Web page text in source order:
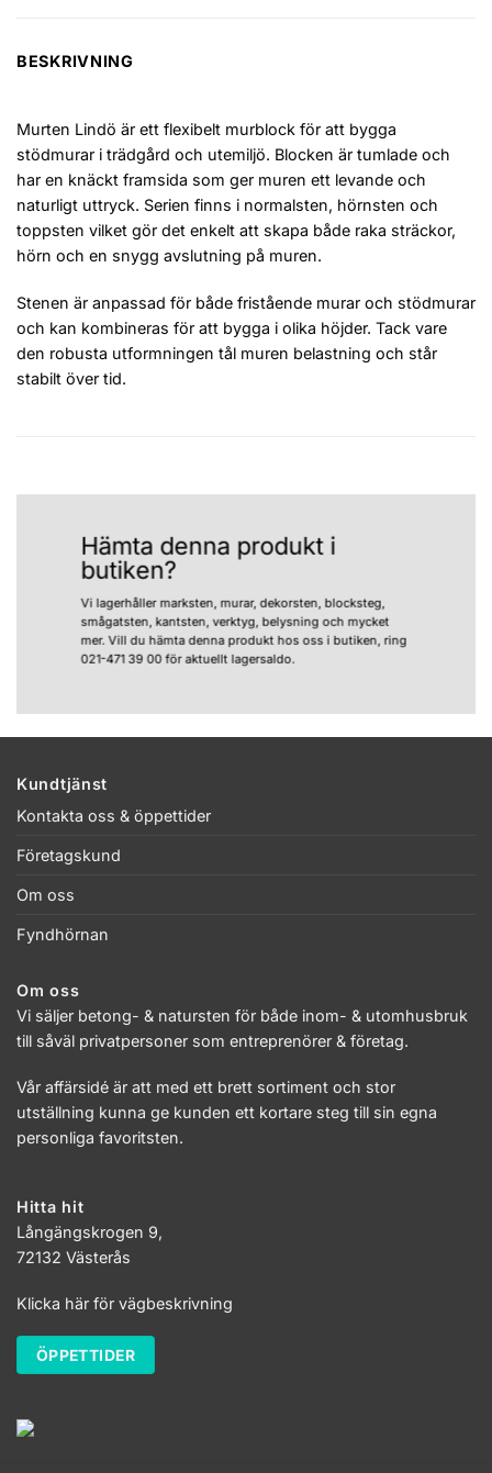
BESKRIVNING
Murten Lindö är ett flexibelt murblock för att bygga
stödmurar i trädgård och utemiljö. Blocken är tumlade och
har en knäckt framsida som ger muren ett levande och
naturligt uttryck. Serien finns i normalsten, hörnsten och
toppsten vilket gör det enkelt att skapa både raka sträckor,
hörn och en snygg avslutning på muren.
Stenen är anpassad för både fristående murar och stödmurar
och kan kombineras för att bygga i olika höjder. Tack vare
den robusta utformningen tål muren belastning och står
stabilt över tid.
Hämta denna produkt i
butiken?
Vi lagerhåller marksten, murar, dekorsten, blocksteg,
smågatsten, kantsten, verktyg, belysning och mycket
mer. Vill du hämta denna produkt hos oss i butiken, ring
021-471 39 00 för aktuellt lagersaldo.
Kundtjänst
Kontakta oss & öppettider
Företagskund
Om oss
Fyndhörnan
Om oss
Vi säljer betong- & natursten för både inom- & utomhusbruk
till såväl privatpersoner som entreprenörer & företag.
Vår affärsidé är att med ett brett sortiment och stor
utställning kunna ge kunden ett kortare steg till sin egna
personliga favoritsten.
Hitta hit
Långängskrogen 9,
72132 Västerås
Klicka här för vägbeskrivning
ÖPPETTIDER